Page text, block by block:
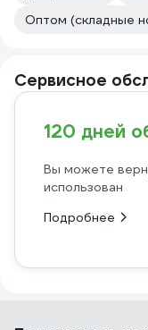
Оптом (складные
Сервисное
120 дней
Вы можете
использован
Подробнее